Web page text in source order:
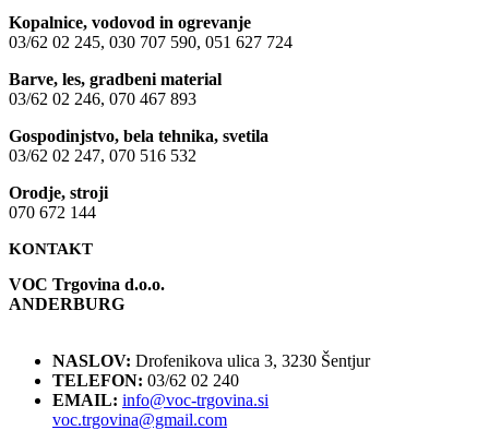
Kopalnice, vodovod in ogrevanje
03/62 02 245, 030 707 590, 051 627 724
Barve, les, gradbeni material
03/62 02 246, 070 467 893
Gospodinjstvo, bela tehnika, svetila
03/62 02 247, 070 516 532
Orodje, stroji
070 672 144
KONTAKT
VOC Trgovina d.o.o.
ANDERBURG
NASLOV: Drofenikova ulica 3, 3230 Šentjur
TELEFON: 03/62 02 240
EMAIL: info@voc-trgovina.si
voc.trgovina@gmail.com